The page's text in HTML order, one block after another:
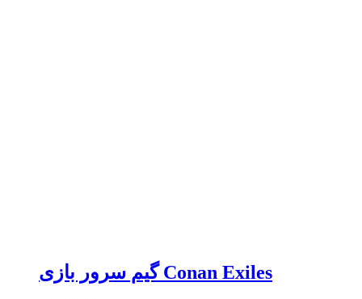
گیم سرور بازی Conan Exiles